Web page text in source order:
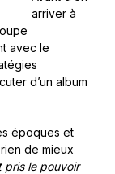
arriver à
avec le
d’un album
époques et
de mieux
pris le pouvoir